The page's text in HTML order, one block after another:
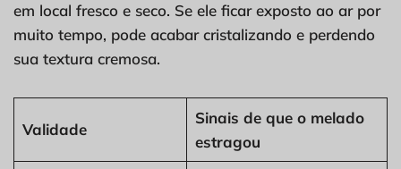
em local fresco e seco. Se ele ficar exposto ao ar por
muito tempo, pode acabar cristalizando e perdendo
sua textura cremosa.
Validade
Sinais de que o melado
estragou